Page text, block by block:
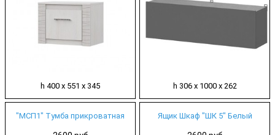
h 400 х 551 х 345 h 306 х 1000 х 262
"МСП1" Тумба прикроватная Ящик Шкаф "ШК 5" Белый